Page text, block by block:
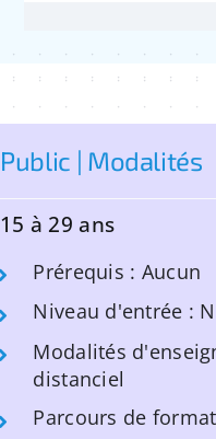
Public | Modalités
15 à 29 ans
Prérequis : Aucun
Niveau d'entrée :
Modalités
distanciel
Parcours de